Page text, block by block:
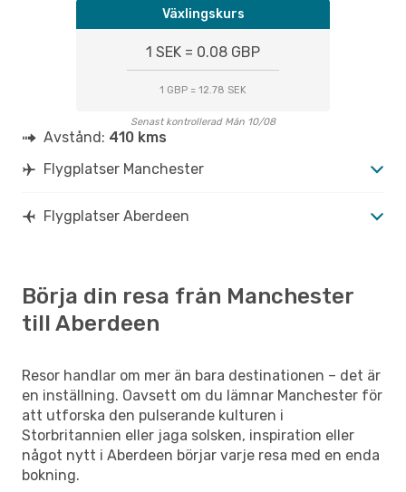
Växlingskurs
1 SEK = 0.08 GBP
1 GBP = 12.78 SEK
Senast kontrollerad Mån 10/08
Avstånd: 410 kms
Flygplatser Manchester
Flygplatser Aberdeen
Börja din resa från Manchester
till Aberdeen
Resor handlar om mer än bara destinationen – det är
en inställning. Oavsett om du lämnar Manchester för
att utforska den pulserande kulturen i
Storbritannien eller jaga solsken, inspiration eller
något nytt i Aberdeen börjar varje resa med en enda
bokning.